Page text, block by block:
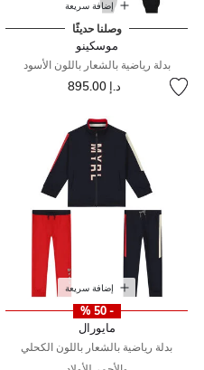
إضافة سريعة
وصلنا حديثًا
موسكينو
بدلة رياضية بالشعار باللون الأسود
د.إ 895.00
إضافة سريعة
- 50 %
مايورال
بدلة رياضية بالشعار باللون الكحلي